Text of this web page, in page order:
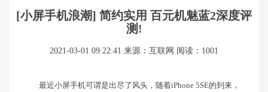
[小屏手机浪潮] 简约实用 百元机魅蓝2深度评
测!
2021-03-01 09:22:41 来源：互联网 阅读：1001
最近小屏手机可谓是出尽了风头，随着iPhone 5SE的到来，